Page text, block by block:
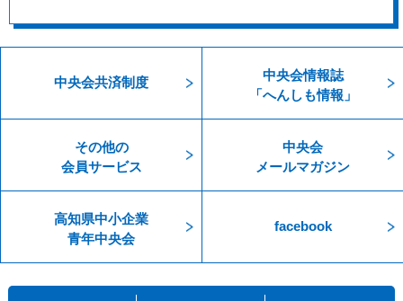
中央会共済制度
中央会情報誌
「へんしも情報」
その他の
会員サービス
中央会
メールマガジン
高知県中小企業
青年中央会
facebook